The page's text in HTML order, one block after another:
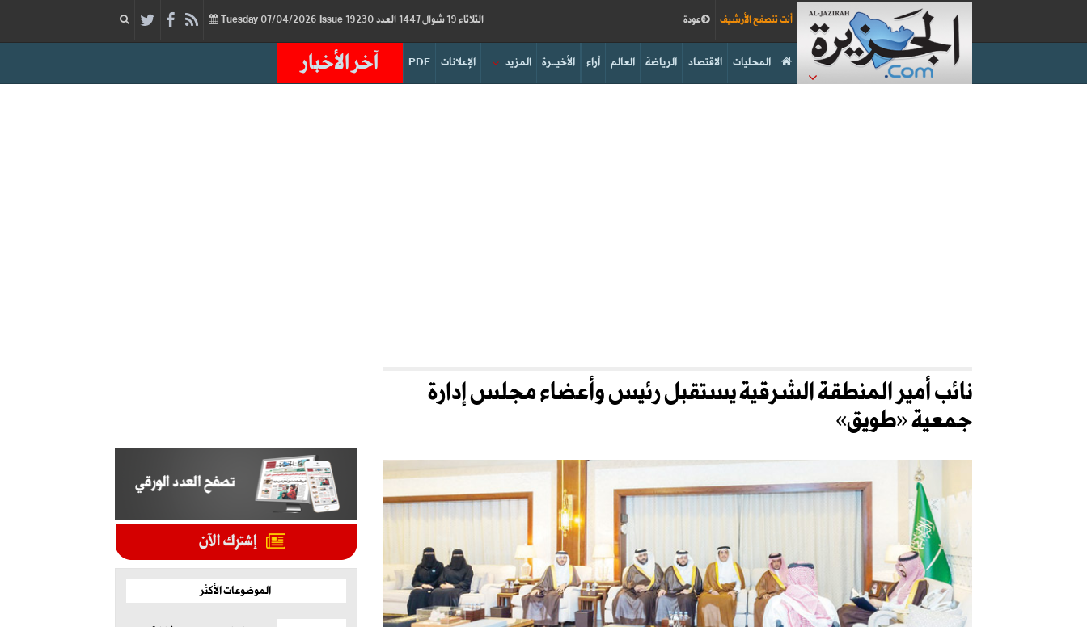
الثلاثاء 19 شوال 1447 العدد 19230 07/04/2026 Issue عودة أنت تتصفح الأرشيف
آخر الأخبار PDF الإعلانات المزيد الأخيــرة آراء العالم الرياضة الاقتصاد المحليات
نائب أمير المنطقة الشرقية يستقبل رئيس وأعضاء مجلس إدارة
جمعية «طويق»
الموضوعات الأكثر